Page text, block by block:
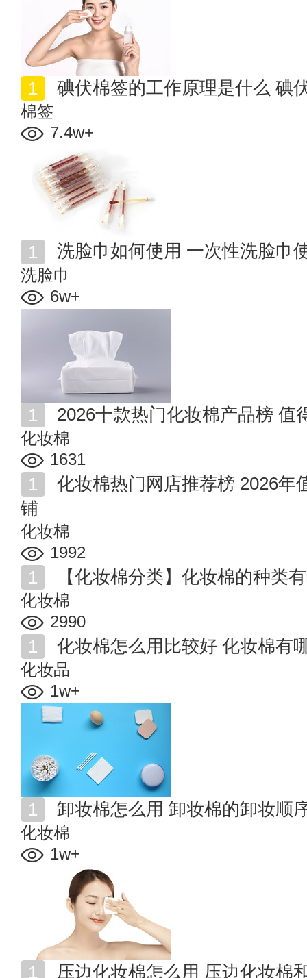
碘伏棉签的工作原理是什么 碘
棉签
7.4w+
洗脸巾如何使用 一次性洗脸巾
洗脸巾
6w+
2026十款热门化妆棉产品榜 值
化妆棉
1631
铺
化妆棉
1992
【化妆棉分类】化妆棉的种类
化妆棉
2990
化妆棉怎么用比较好 化妆棉有
化妆品
1w+
卸妆棉怎么用 卸妆棉的卸妆顺
化妆棉
1w+
压边化妆棉怎么用 压边化妆棉